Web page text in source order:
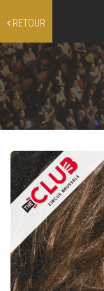
RETOUR